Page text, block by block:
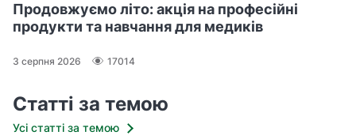
Продовжуємо літо: акція на професійні
продукти та навчання для медиків
3 серпня 2026 17014
Статті за темою
Усі статті за темою